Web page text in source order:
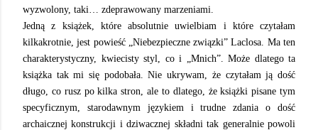
wyzwolony, taki… zdeprawowany marzeniami.
Jedną z książek, które absolutnie uwielbiam i które czytałam
kilkakrotnie, jest powieść „Niebezpieczne związki” Laclosa. Ma ten
charakterystyczny, kwiecisty styl, co i „Mnich”. Może dlatego ta
książka tak mi się podobała. Nie ukrywam, że czytałam ją dość
długo, co rusz po kilka stron, ale to dlatego, że książki pisane tym
specyficznym, starodawnym językiem i trudne zdania o dość
archaicznej konstrukcji i dziwacznej składni tak generalnie powoli